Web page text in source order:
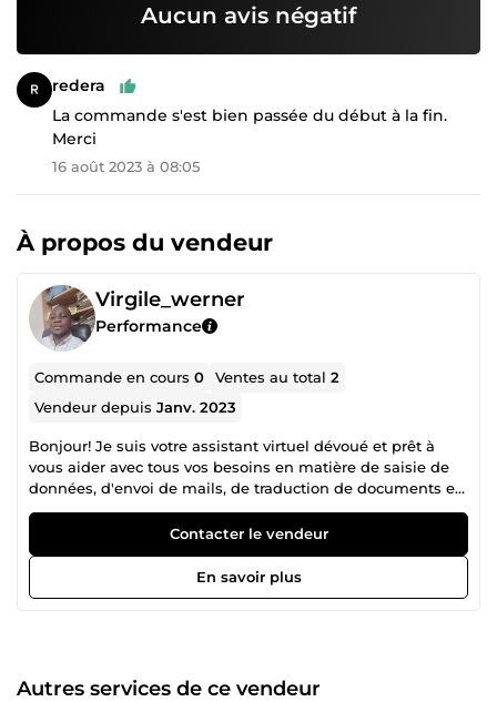
Aucun avis négatif
redera
La commande s'est bien passée du début à la fin.
Merci
16 août 2023 à 08:05
À propos du vendeur
Virgile_werner
Performance
Commande en cours0 Ventes au total2
Vendeur depuisJanv. 2023
Bonjour! Je suis votre assistant virtuel dévoué et prêt à
vous aider avec tous vos besoins en matière de saisie de
données, d'envoi de mails, de traduction de documents en
français, allemand et anglais, et de copywriting. Je suis
passionné par mon travail et je mettrai tout en œuvre pour
vous fournir une aide rapide et efficace. N'hésitez pas à me
laisser un message, je me ferai un plaisir de vous répondre
dans les plus brefs délais.
Contacter le vendeur
En savoir plus
Autres services de ce vendeur